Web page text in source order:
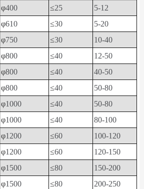
φ400 ≤25
5-12
φ610 ≤30
5-20
φ750 ≤30
10-40
φ800 ≤40
12-50
φ800 ≤40
40-50
φ800 ≤40
50-80
φ1000 ≤40
50-80
φ1000 ≤40
80-100
φ1200 ≤60
100-120
φ1200 ≤60
120-150
φ1500 ≤80
150-200
φ1500 ≤80
200-250